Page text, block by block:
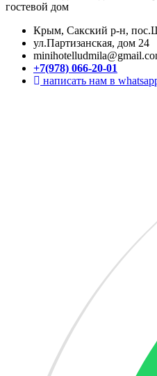
гостевой дом
Крым, Сакский р-н,
ул.Партизанская, дом 24
+7(978) 066-20-01
написать нам в